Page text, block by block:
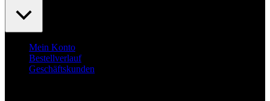
Mein Konto
Bestellverlauf
Geschäftskunden